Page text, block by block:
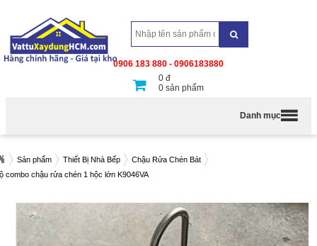
0906 183 880 - 0906183880
0 đ
0 sản phẩm
Danh mục
Sản phẩm Thiết Bị Nhà Bếp
Chậu Rửa Chén Bát
combo chậu rửa chén 1 hộc lớn K9046VA